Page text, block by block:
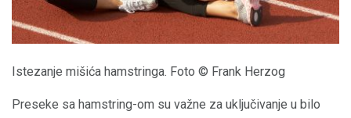
Istezanje mišića hamstringa. Foto © Frank Herzog
Preseke sa hamstring-om su važne za uključivanje u bilo